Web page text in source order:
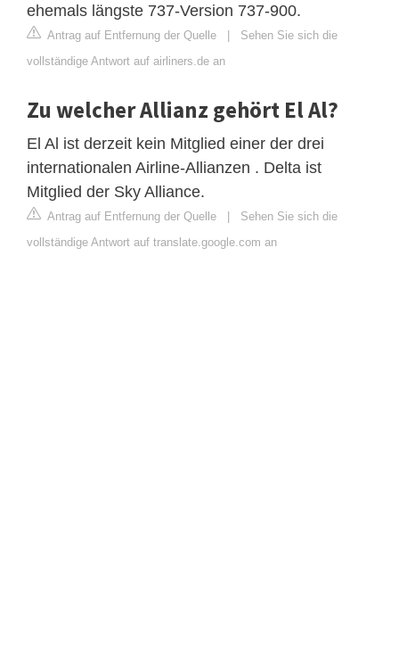
ehemals längste 737-Version 737-900.
Antrag auf Entfernung der Quelle | Sehen Sie sich die
vollständige Antwort auf airliners.de an
Zu welcher Allianz gehört El Al?
El Al ist derzeit kein Mitglied einer der drei
internationalen Airline-Allianzen . Delta ist
Mitglied der Sky Alliance.
Antrag auf Entfernung der Quelle | Sehen Sie sich die
vollständige Antwort auf translate.google.com an